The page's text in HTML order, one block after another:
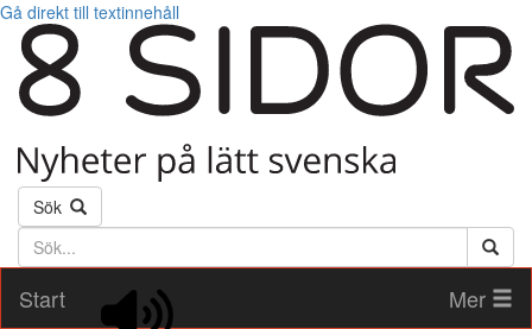
Gå direkt till textinnehåll
Sök
Söktext
Start
Mer